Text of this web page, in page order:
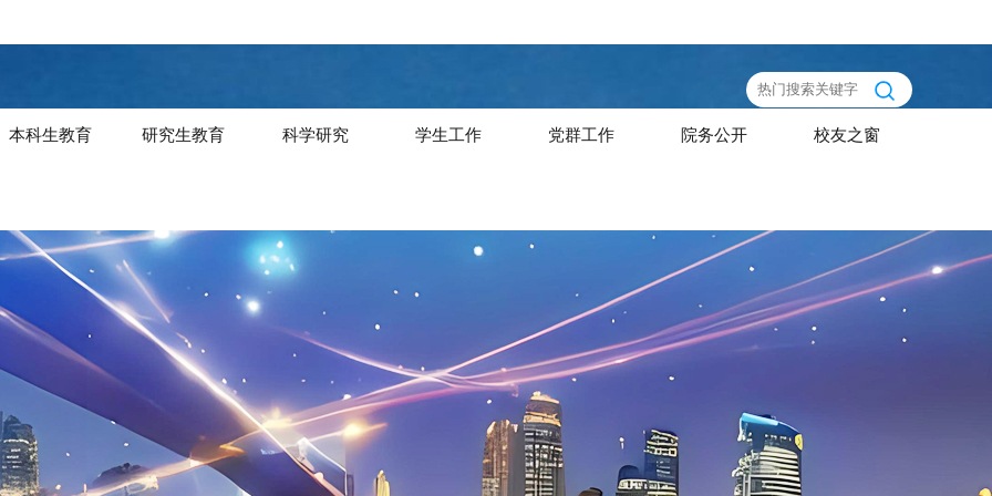
本科生教育 研究生教育 科学研究 学生工作 党群工作 院务公开 校友之窗